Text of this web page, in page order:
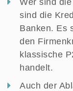
Wer sind
sind die
Banken. Es
den
klassische
handelt.
Auch der